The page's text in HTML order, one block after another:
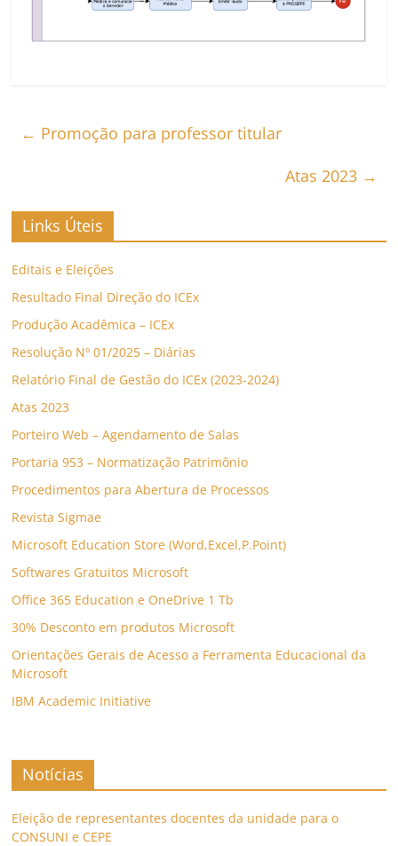
← Promoção para professor titular
Atas 2023 →
Links Úteis
Editais e Eleições
Resultado Final Direção do ICEx
Produção Acadêmica – ICEx
Resolução Nº 01/2025 – Diárias
Relatório Final de Gestão do ICEx (2023-2024)
Atas 2023
Porteiro Web – Agendamento de Salas
Portaria 953 – Normatização Patrimônio
Procedimentos para Abertura de Processos
Revista Sigmae
Microsoft Education Store (Word,Excel,P.Point)
Softwares Gratuitos Microsoft
Office 365 Education e OneDrive 1 Tb
30% Desconto em produtos Microsoft
Orientações Gerais de Acesso a Ferramenta Educacional da
Microsoft
IBM Academic Initiative
Notícias
Eleição de representantes docentes da unidade para o
CONSUNI e CEPE